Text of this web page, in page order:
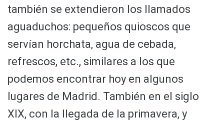
también se extendieron los llamados
aguaduchos: pequeños quioscos que
servían horchata, agua de cebada,
refrescos, etc., similares a los que
podemos encontrar hoy en algunos
lugares de Madrid. También en el siglo
XIX, con la llegada de la primavera, y